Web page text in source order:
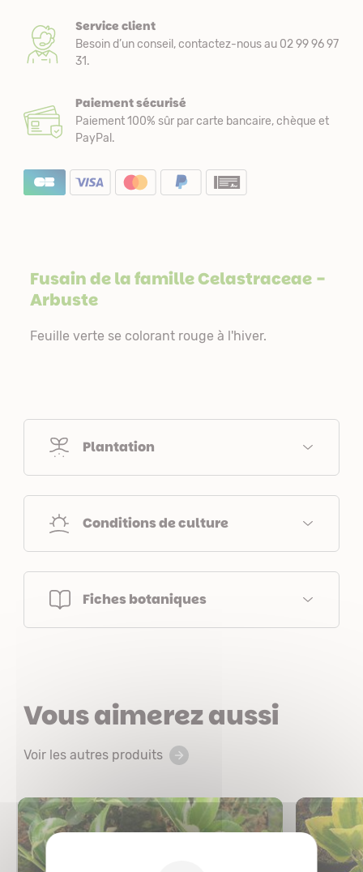
Service client
Besoin d’un conseil, contactez-nous au 02 99 96 97
31.
Paiement sécurisé
Paiement 100% sûr par carte bancaire, chèque et
PayPal.
Fusain de la familleCelastraceae-
Arbuste
Feuille verte se colorant rouge à l'hiver.
Plantation
Conditions de culture
Fiches botaniques
Vous aimerez aussi
Voir les autres produits